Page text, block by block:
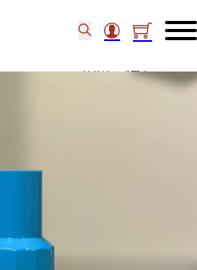
Mr.CEMENT S 快乾滲入式膠水 MC129